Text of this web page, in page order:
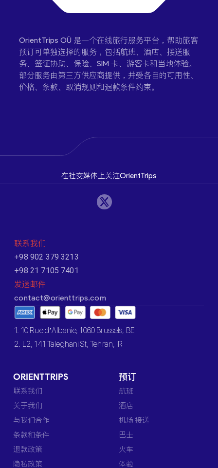
OrientTrips OÜ 是一个在线旅行服务平台，帮助旅客
预订可单独选择的服务，包括航班、酒店、接送服
务、签证协助、保险、SIM 卡、游客卡和当地体验。
部分服务由第三方供应商提供，并受各自的可用性、
价格、条款、取消规则和退款条件约束。
在社交媒体上关注OrientTrips
联系我们
+98 902 379 3213
+98 21 7105 7401
发送邮件
contact@orienttrips.com
1. 10 Rue d’Albanie, 1060 Brussels, BE
2. L2, 141 Taleghani St, Tehran, IR
ORIENTTRIPS
联系我们
关于我们
与我们合作
条款和条件
退款政策
隐私政策
预订
航班
酒店
机场 接送
巴士
火车
体验